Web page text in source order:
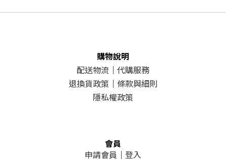
購物說明
配送物流 ｜ 代購服務
退換貨政策 ｜ 條款與細則
隱私權政策
會員
申請會員 ｜ 登入